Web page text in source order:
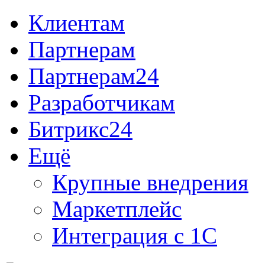
Клиентам
Партнерам
Партнерам24
Разработчикам
Битрикс24
Ещё
Крупные внедрения
Маркетплейс
Интеграция с 1С